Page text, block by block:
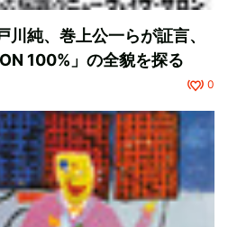
川純、巻上公一らが証言、
100%」の全貌を探る
0